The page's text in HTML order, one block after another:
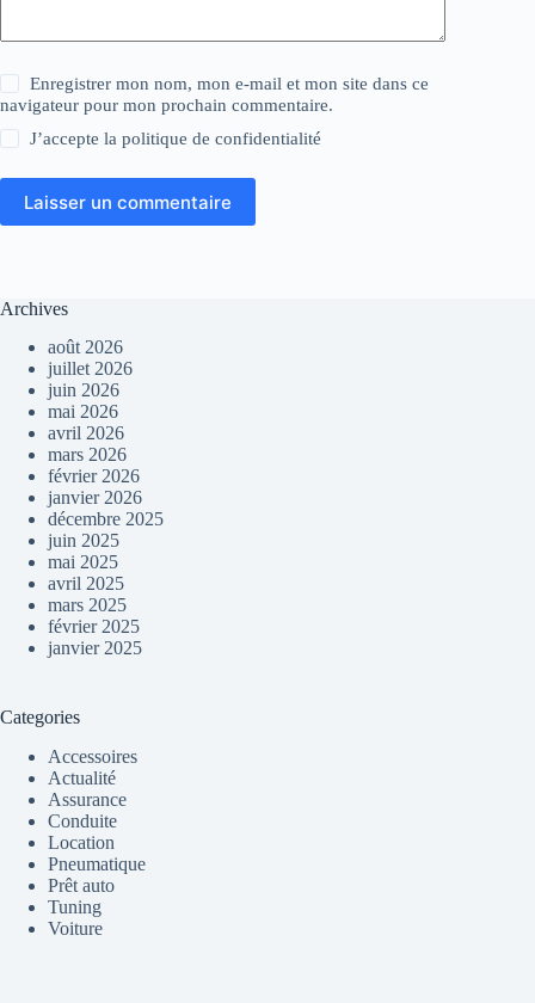
Enregistrer mon nom, mon e-mail et mon site dans ce
navigateur pour mon prochain commentaire.
J’accepte lapolitique de confidentialité
Laisser un commentaire
Archives
août 2026
juillet 2026
juin 2026
mai 2026
avril 2026
mars 2026
février 2026
janvier 2026
décembre 2025
juin 2025
mai 2025
avril 2025
mars 2025
février 2025
janvier 2025
Categories
Accessoires
Actualité
Assurance
Conduite
Location
Pneumatique
Prêt auto
Tuning
Voiture